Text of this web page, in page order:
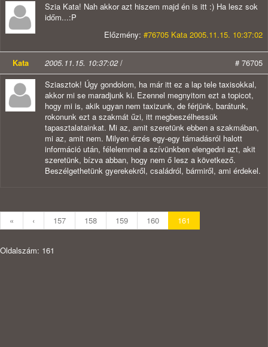
Szia Kata! Nah akkor azt hiszem majd én is itt :) Ha lesz sok
időm...:P
Előzmény: #76705 Kata 2005.11.15. 10:37:02
Kata 2005.11.15. 10:37:02/
# 76705
Sziasztok! Úgy gondolom, ha már itt ez a lap tele taxisokkal,
akkor mi se maradjunk ki. Ezennel megnyitom ezt a topicot,
hogy mi is, akik ugyan nem taxizunk, de férjünk, barátunk,
rokonunk ezt a szakmát űzi, itt megbeszélhessük
tapasztalatainkat. Mi az, amit szeretünk ebben a szakmában,
mi az, amit nem. Milyen érzés egy-egy támadásról halott
információ után, félelemmel a szívünkben elengedni azt, akit
szeretünk, bízva abban, hogy nem ő lesz a következő.
Beszélgethetünk gyerekekről, családról, bármiről, ami érdekel.
« ‹ 157 158 159 160 161
Oldalszám: 161